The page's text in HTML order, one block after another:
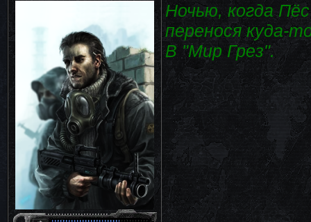
Ночью, когда
перенося куда-
В "Мир Грез".